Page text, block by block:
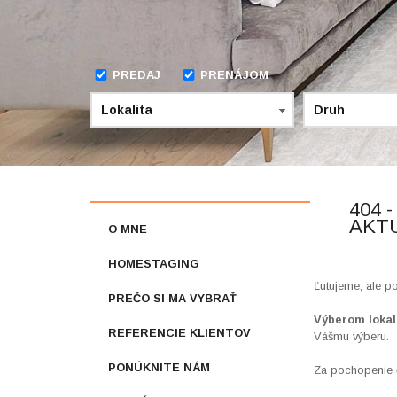
404
Ľutujeme, ale
Výberom
Vášmu výberu.
Za pochopenie
O MNE
HOMESTAGING
PREČO SI MA VYBRAŤ
REFERENCIE KLIENTOV
PONÚKNITE NÁM
PREDAJ PRENÁJOM
Lokalita Druh